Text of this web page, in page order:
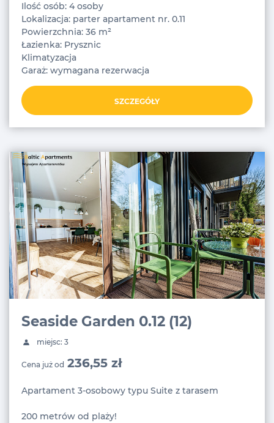
Ilość osób: 4 osoby
Lokalizacja: parter apartament nr. 0.11
Powierzchnia: 36 m²
Łazienka: Prysznic
Klimatyzacja
Garaż: wymagana rezerwacja
SZCZEGÓŁY
Seaside Garden 0.12 (12)
miejsc: 3
Cena już od 236,55 zł
Apartament 3-osobowy typu Suite z tarasem
200 metrów od plaży!